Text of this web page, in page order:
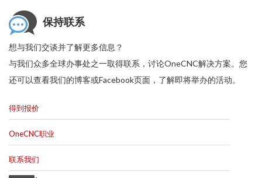
保持联系
想与我们交谈并了解更多信息？
与我们众多全球办事处之一取得联系，讨论OneCNC解决方案。您
还可以查看我们的博客或Facebook页面，了解即将举办的活动。
得到报价
OneCNC职业
联系我们